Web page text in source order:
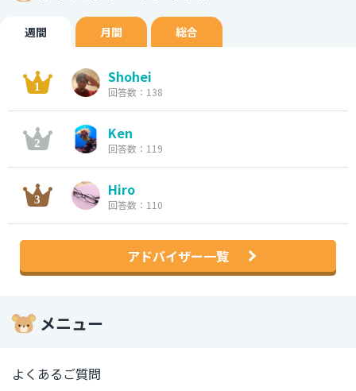
週間 月間 総合
Shohei
回答数：138
Ken
回答数：119
Hiro
回答数：110
アドバイザー一覧
メニュー
よくあるご質問